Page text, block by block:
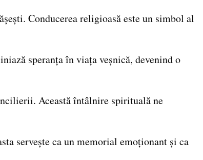
Conducerea religioasă este un simbol al
speranța în viața veșnică, devenind o
Această întâlnire spirituală ne
servește ca un memorial emoționant și ca